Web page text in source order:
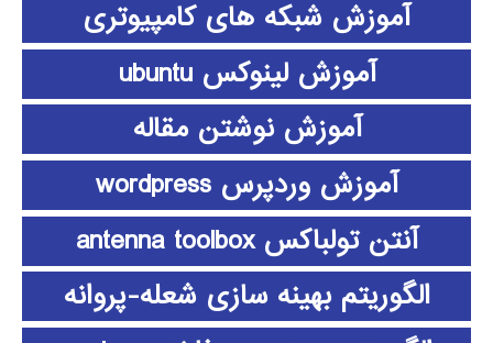
آموزش شبکه های کامپیوتری
آموزش لینوکس ubuntu
آموزش نوشتن مقاله
آموزش وردپرس wordpress
آنتن تولباکس antenna toolbox
الگوریتم بهینه سازی شعله-پروانه